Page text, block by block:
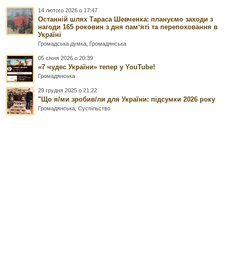
14 лютого 2026 о 17:47
Останній шлях Тараса Шевченка: плануємо заходи з
нагоди 165 роковин з дня памʼяті та перепоховання в
Україні
Громадська думка Громадянська
05 січня 2026 о 20:39
«7 чудес України» тепер у YouTube!
Громадянська
29 грудня 2025 о 21:22
"Що я/ми зробив/ли для України: підсумки 2026 року
Громадянська ,Суспільство